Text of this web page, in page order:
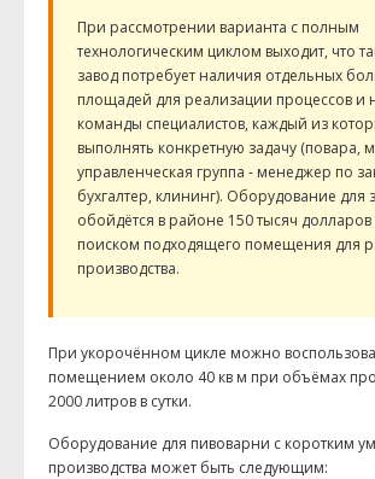
При рассмотрении варианта с полным
технологическим циклом выходит, что
завод потребует наличия отдельных
площадей для реализации процессов и
команды специалистов, каждый из
выполнять конкретную задачу (повара,
управленческая группа - менеджер по
бухгалтер, клининг). Оборудование для
обойдётся в районе 150 тысяч долларов
поиском подходящего помещения для
производства.
При укорочённом цикле можно
помещением около 40 кв м при объёмах
2000 литров в сутки.
Оборудование для пивоварни с коротким
производства может быть следующим: